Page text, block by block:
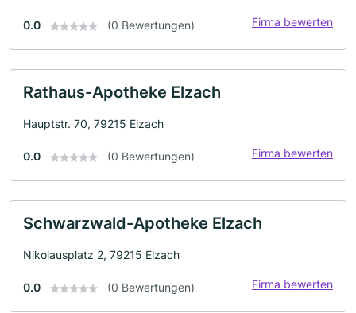
0.0 (0 Bewertungen) Firma bewerten
Rathaus-Apotheke Elzach
Hauptstr. 70, 79215 Elzach
0.0 (0 Bewertungen) Firma bewerten
Schwarzwald-Apotheke Elzach
Nikolausplatz 2, 79215 Elzach
0.0 (0 Bewertungen) Firma bewerten